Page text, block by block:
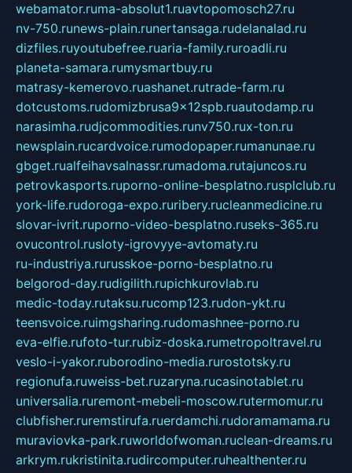
webamator.ruma-absolut1.ruavtopomosch27.ru
nv-750.runews-plain.runertansaga.rudelanalad.ru
dizfiles.ruyoutubefree.ruaria-family.ruroadli.ru
planeta-samara.rumysmartbuy.ru
matrasy-kemerovo.ruashanet.rutrade-farm.ru
dotcustoms.rudomizbrusa9x12spb.ruautodamp.ru
narasimha.rudjcommodities.runv750.rux-ton.ru
newsplain.rucardvoice.rumodopaper.rumanunae.ru
gbget.rualfeihavsalnassr.rumadoma.rutajuncos.ru
petrovkasports.ruporno-online-besplatno.rusplclub.ru
york-life.rudoroga-expo.ruribery.rucleanmedicine.ru
slovar-ivrit.ruporno-video-besplatno.ruseks-365.ru
ovucontrol.rusloty-igrovyye-avtomaty.ru
ru-industriya.rurusskoe-porno-besplatno.ru
belgorod-day.rudigilith.rupichkurovlab.ru
medic-today.rutaksu.rucomp123.rudon-ykt.ru
teensvoice.ruimgsharing.rudomashnee-porno.ru
eva-elfie.rufoto-tur.rubiz-doska.rumetropoltravel.ru
veslo-i-yakor.ruborodino-media.rurostotsky.ru
regionufa.ruweiss-bet.ruzaryna.rucasinotablet.ru
universalia.ruremont-mebeli-moscow.rutermomur.ru
clubfisher.ruremstirufa.ruerdamchi.rudoramamama.ru
muraviovka-park.ruworldofwoman.ruclean-dreams.ru
arkrym.rukristinita.rudircomputer.ruhealthenter.ru